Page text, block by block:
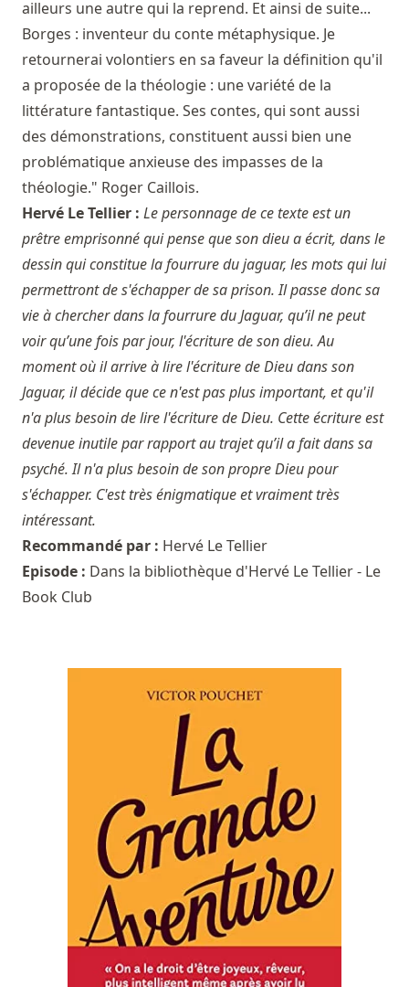
ailleurs une autre qui la reprend. Et ainsi de suite...
Borges : inventeur du conte métaphysique. Je
retournerai volontiers en sa faveur la définition qu'il
a proposée de la théologie : une variété de la
littérature fantastique. Ses contes, qui sont aussi
des démonstrations, constituent aussi bien une
problématique anxieuse des impasses de la
théologie." Roger Caillois.
Hervé Le Tellier : Le personnage de ce texte est un
prêtre emprisonné qui pense que son dieu a écrit, dans le
dessin qui constitue la fourrure du jaguar, les mots qui lui
permettront de s'échapper de sa prison. Il passe donc sa
vie à chercher dans la fourrure du Jaguar, qu’il ne peut
voir qu’une fois par jour, l'écriture de son dieu. Au
moment où il arrive à lire l'écriture de Dieu dans son
Jaguar, il décide que ce n'est pas plus important, et qu'il
n'a plus besoin de lire l'écriture de Dieu. Cette écriture est
devenue inutile par rapport au trajet qu’il a fait dans sa
psyché. Il n'a plus besoin de son propre Dieu pour
s'échapper. C'est très énigmatique et vraiment très
intéressant.
Recommandé par : Hervé Le Tellier
Episode : Dans la bibliothèque d'Hervé Le Tellier - Le
Book Club